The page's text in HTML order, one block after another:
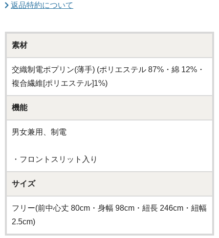
返品特約について
素材
交織制電ポプリン(薄手) (ポリエステル 87%・綿 12%・
複合繊維[ポリエステル]1%)
機能
男女兼用、制電
・フロントスリット入り
サイズ
フリー(前中心丈 80cm・身幅 98cm・紐長 246cm・紐幅
2.5cm)